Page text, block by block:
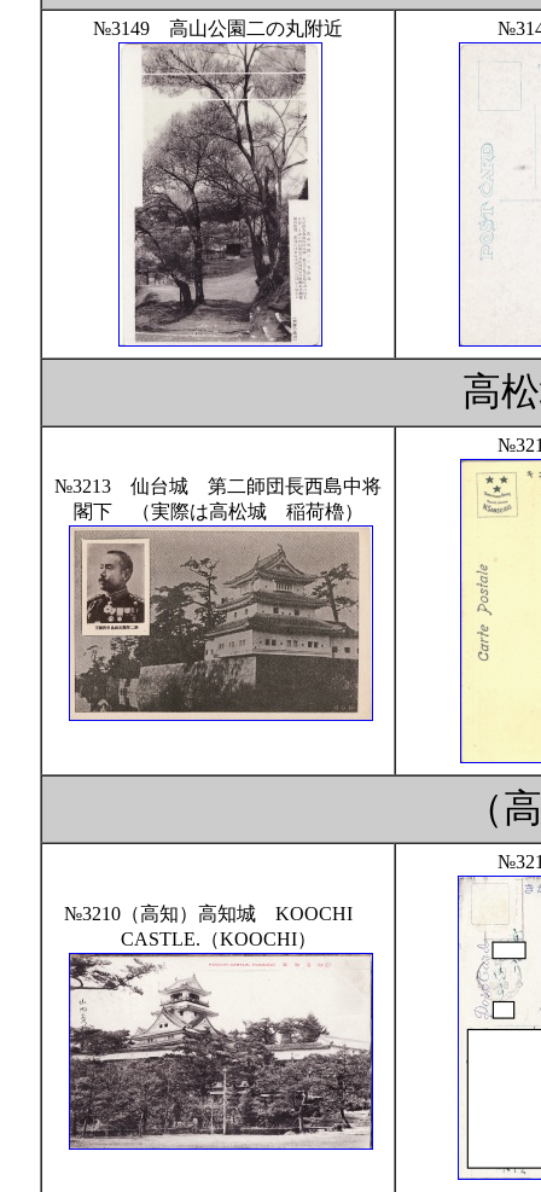
№3149 高山公園二の丸附近
高
№3213 仙台城 第二師団長西島中将
閣下 （実際は高松城 稲荷櫓）
（
№3210（高知）高知城 KOOCHI
CASTLE.（KOOCHI）